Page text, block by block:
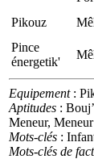
Pikouz
Pince
énergetik'
Equipement:
Aptitudes :
Meneur,
Mots-clés :
Mots-clés de